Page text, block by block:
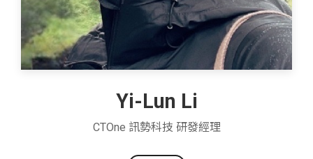
Yi-Lun Li
CTOne 訊勢科技 研發經理